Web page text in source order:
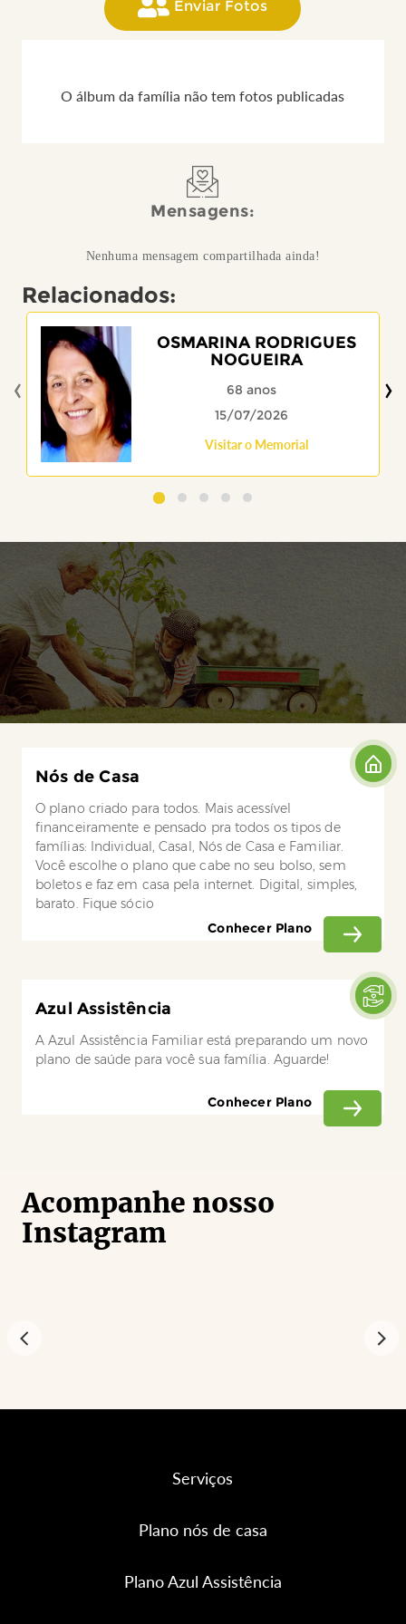
Enviar Fotos
O álbum da família não tem fotos publicadas
Mensagens:
Nenhuma mensagem compartilhada ainda!
Relacionados:
OSMARINA RODRIGUES
NOGUEIRA
68 anos
15/07/2026
Visitar o Memorial
‹ ›
Nós de Casa
O plano criado para todos. Mais acessível
financeiramente e pensado pra todos os tipos de
famílias: Individual, Casal, Nós de Casa e Familiar.
Você escolhe o plano que cabe no seu bolso, sem
boletos e faz em casa pela internet. Digital, simples,
barato. Fique sócio
Conhecer Plano
Azul Assistência
A Azul Assistência Familiar está preparando um novo
plano de saúde para você sua família. Aguarde!
Conhecer Plano
Acompanhe nosso
Instagram
Serviços
Plano nós de casa
Plano Azul Assistência